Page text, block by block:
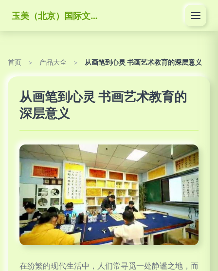
玉美（北京）国际文化传媒有限公司
首页 > 产品大全 > 从画笔到心灵 书画艺术教育的深层意义
从画笔到心灵 书画艺术教育的
深层意义
在纷繁的现代生活中，人们常寻觅一处静谧之地，而